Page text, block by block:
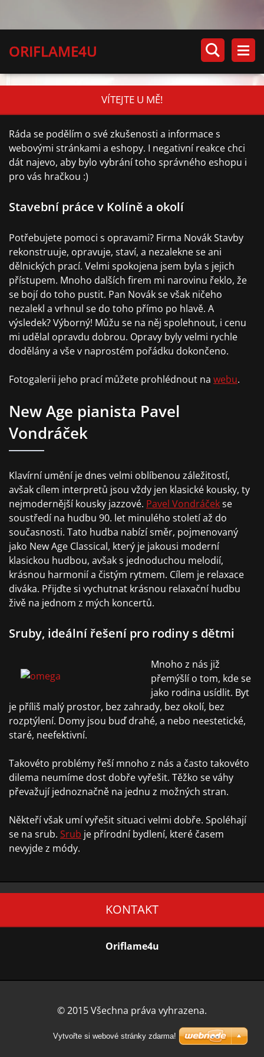
ORIFLAME4U
VÍTEJTE U MĚ!
Ráda se podělím o své zkušenosti a informace s
webovými stránkami a eshopy. I negativní reakce chci
dát najevo, aby bylo vybrání toho správného eshopu i
pro vás hračkou :)
Stavební práce v Kolíně a okolí
Potřebujete pomoci s opravami? Firma Novák Stavby
rekonstruuje, opravuje, staví, a nezalekne se ani
dělnických prací. Velmi spokojena jsem byla s jejich
přístupem. Mnoho dalších firem mi narovinu řeklo, že
se bojí do toho pustit. Pan Novák se však ničeho
nezalekl a vrhnul se do toho přímo po hlavě. A
výsledek? Výborný! Můžu se na něj spolehnout, i cenu
mi udělal opravdu dobrou. Opravy byly velmi rychle
dodělány a vše v naprostém pořádku dokončeno.
Fotogalerii jeho prací můžete prohlédnout na webu.
New Age pianista Pavel
Vondráček
Klavírní umění je dnes velmi oblíbenou záležitostí,
avšak cílem interpretů jsou vždy jen klasické kousky, ty
nejmodernější kousky jazzové. Pavel Vondráčekse
soustředí na hudbu 90. let minulého století až do
současnosti. Tato hudba nabízí směr, pojmenovaný
jako New Age Classical, který je jakousi moderní
klasickou hudbou, avšak s jednoduchou melodií,
krásnou harmonií a čistým rytmem. Cílem je relaxace
diváka. Přijďte si vychutnat krásnou relaxační hudbu
živě na jednom z mých koncertů.
Sruby, ideální řešení pro rodiny s dětmi
Mnoho z nás již
přemýšlí o tom, kde se
jako rodina usídlit. Byt
je příliš malý prostor, bez zahrady, bez okolí, bez
rozptýlení. Domy jsou buď drahé, a nebo neestetické,
staré, neefektivní.
Takovéto problémy řeší mnoho z nás a často takovéto
dilema neumíme dost dobře vyřešit. Těžko se váhy
převažují jednoznačně na jednu z možných stran.
Někteří však umí vyřešit situaci velmi dobře. Spoléhají
se na srub. Srub je přírodní bydlení, které časem
nevyjde z módy.
KONTAKT
Oriflame4u
© 2015 Všechna práva vyhrazena.
Vytvořte si webové stránky zdarma!